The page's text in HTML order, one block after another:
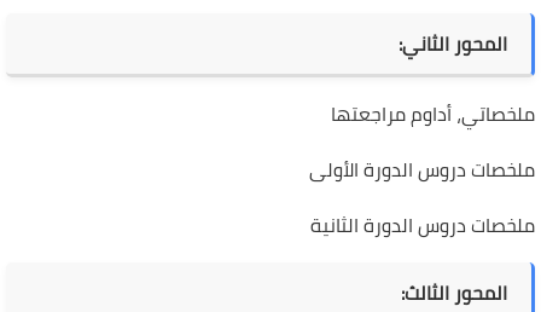
المحور الثاني:
ملخصاتي، أداوم مراجعتها
ملخصات دروس الدورة الأولى
ملخصات دروس الدورة الثانية
المحور الثالث: